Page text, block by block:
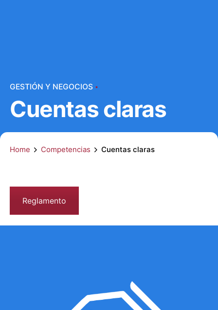
GESTIÓN Y NEGOCIOS
Cuentas claras
Home Competencias Cuentas claras
Reglamento